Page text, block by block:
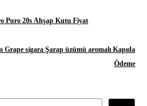
Puro 20s Ahşap Kutu Fiyat
Grape sigara Şarap üzümü aromalı Kapıda
Ödeme